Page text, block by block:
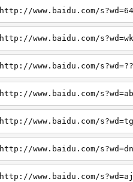
http://www.baidu.com/s?wd=64
http://www.baidu.com/s?wd=wk
http://www.baidu.com/s?wd=??
http://www.baidu.com/s?wd=ab
http://www.baidu.com/s?wd=tg
http://www.baidu.com/s?wd=dn
http://www.baidu.com/s?wd=aj